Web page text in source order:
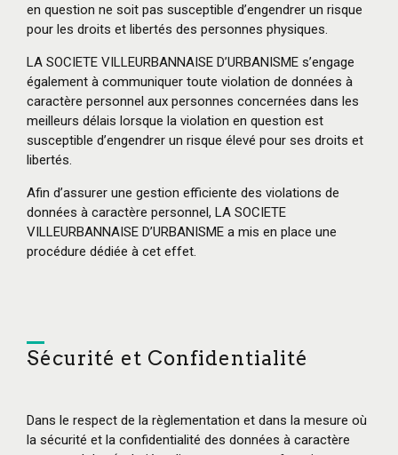
en question ne soit pas susceptible d’engendrer un risque
pour les droits et libertés des personnes physiques.
LA SOCIETE VILLEURBANNAISE D’URBANISME s’engage
également à communiquer toute violation de données à
caractère personnel aux personnes concernées dans les
meilleurs délais lorsque la violation en question est
susceptible d’engendrer un risque élevé pour ses droits et
libertés.
Afin d’assurer une gestion efficiente des violations de
données à caractère personnel, LA SOCIETE
VILLEURBANNAISE D’URBANISME a mis en place une
procédure dédiée à cet effet.
Sécurité et Confidentialité
Dans le respect de la règlementation et dans la mesure où
la sécurité et la confidentialité des données à caractère